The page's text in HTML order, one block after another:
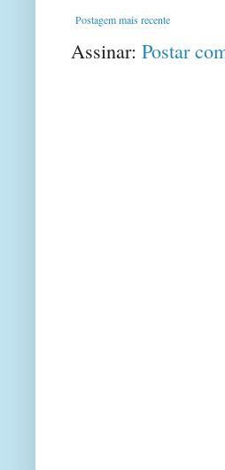
Postagem mais recente
Assinar: Postar